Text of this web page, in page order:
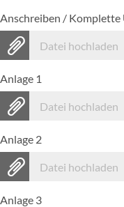
Anschreiben / Komplette
Datei hochladen
Anlage 1
Datei hochladen
Anlage 2
Datei hochladen
Anlage 3